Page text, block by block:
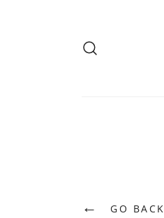
← GO BACK